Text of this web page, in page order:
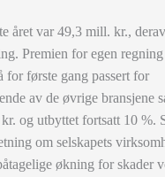
året var 49,3 mill. kr.,
Premien for egen
første gang passert for
av de øvrige bransjene
og utbyttet fortsatt 10 %.
om selskapets
økning for skader